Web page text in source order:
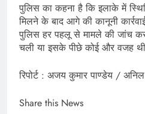
पुलिस का कहना है कि इलाके में
मिलने के बाद आगे की कानूनी
पुलिस हर पहलू से मामले की जांच
चली या इसके पीछे कोई और वजह
रिपोर्ट : अजय कुमार पाण्डेय / अनिल
Share this News